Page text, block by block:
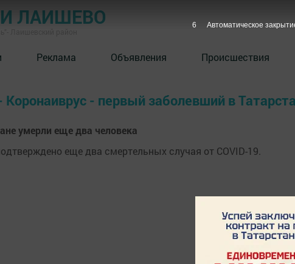
ЛАИШЕВО
Реклама Объявления Происшествия
Коронаиврус - первый заболевший в
умерли еще два человека
еще два смертельных случая от COVID-19.
6 Автоматическое